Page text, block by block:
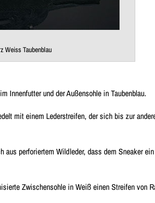
Weiss Taubenblau
Innenfutter und der Außensohle in Taubenblau.
mit einem Lederstreifen, der sich bis zur
aus perforiertem Wildleder, dass dem Sneaker
Zwischensohle in Weiß einen Streifen von